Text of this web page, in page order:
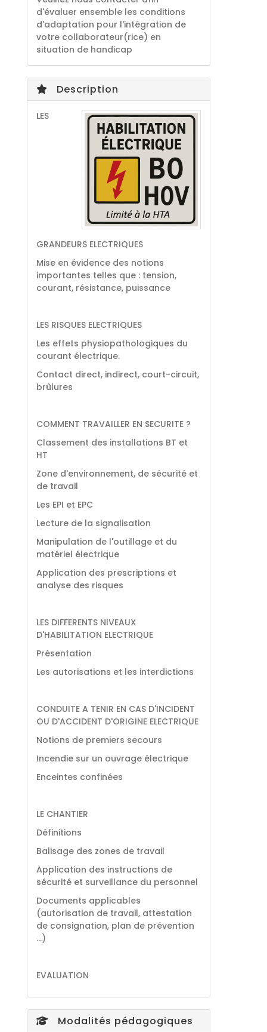
d'évaluer ensemble les conditions
d'adaptation pour l'intégration de
votre collaborateur(rice) en
situation de handicap
Description
LES
GRANDEURS ELECTRIQUES
Mise en évidence des notions
importantes telles que : tension,
courant, résistance, puissance
LES RISQUES ELECTRIQUES
Les effets physiopathologiques du
courant électrique.
Contact direct, indirect, court-circuit,
brûlures
COMMENT TRAVAILLER EN SECURITE ?
Classement des installations BT et
HT
Zone d'environnement, de sécurité et
de travail
Les EPI et EPC
Lecture de la signalisation
Manipulation de l'outillage et du
matériel électrique
Application des prescriptions et
analyse des risques
LES DIFFERENTS NIVEAUX
D'HABILITATION ELECTRIQUE
Présentation
Les autorisations et les interdictions
CONDUITE A TENIR EN CAS D'INCIDENT
OU D'ACCIDENT D'ORIGINE ELECTRIQUE
Notions de premiers secours
Incendie sur un ouvrage électrique
Enceintes confinées
LE CHANTIER
Définitions
Balisage des zones de travail
Application des instructions de
sécurité et surveillance du personnel
Documents applicables
(autorisation de travail, attestation
de consignation, plan de prévention
…)
EVALUATION
Modalités pédagogiques